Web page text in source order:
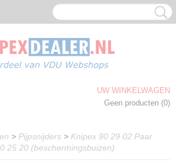
UW WINKELWAGEN
Geen producten (0)
> Pijpsnijders > Knipex 90 29 02 Paar
25 20 (beschermingsbuizen)